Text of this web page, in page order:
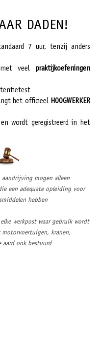
DADEN!
7 uur, tenzij anders
met veel praktijkoefeningen
het officieel HOOGWERKER
en wordt geregistreerd in het
mogen alleen
een adequate opleiding voor
hebben
werkpost waar gebruik wordt
motorvoertuigen, kranen,
aard ook bestuurd